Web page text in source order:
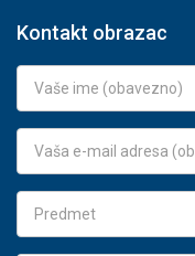
Kontakt obrazac